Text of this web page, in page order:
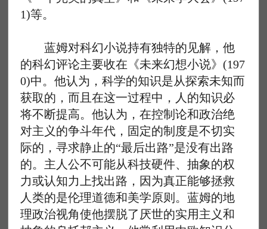
1)等。
蓝姆对科幻小说持有独特的见解，他
的科幻评论主要收在《未来幻想小说》(197
0)中。他认为，科学的知识是从探索未知而
获取的，而且在这一过程中，人的知识必
将不断提高。他认为，在控制论和政治绝
对主义的争斗年代，固定的制度是不切实
际的，寻求静止的“最后出路”是没有出路
的。主人公不可能从科技硬件、抽象的权
力或认知力上找出路，因为真正能够拯救
人类的是伦理道德和美学原则。蓝姆的地
理政治视角使他摆脱了厌世的实用主义和